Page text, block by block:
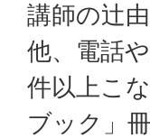
講師の辻
他、電話
件以上こ
ブック」